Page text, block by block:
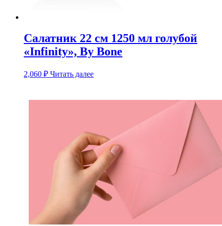
Салатник 22 см 1250 мл голубой
«Infinity», By Bone
2,060 ₽ Читать далее